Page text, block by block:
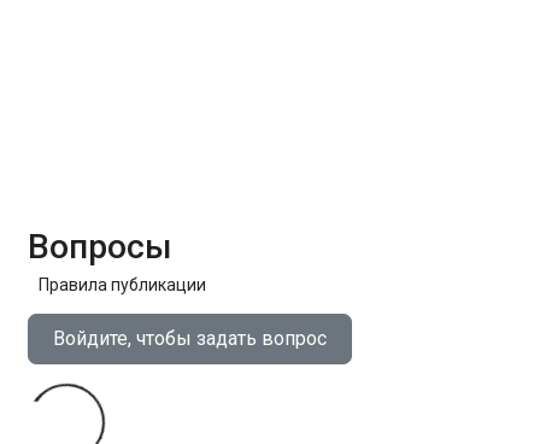
Вопросы
Правила публикации
Войдите, чтобы задать вопрос